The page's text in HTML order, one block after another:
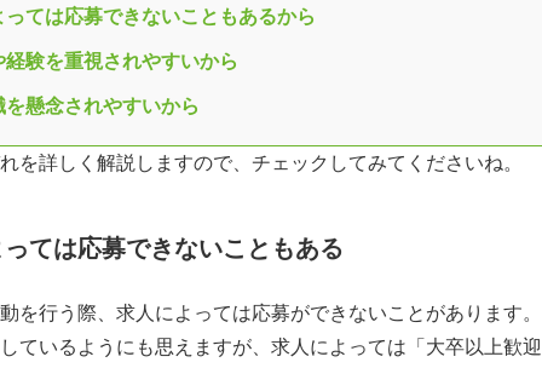
ては応募できないこともあるから
験を重視されやすいから
懸念されやすいから
を詳しく解説しますので、チェックしてみてくださいね。
ては応募できないこともある
を行う際、求人によっては応募ができないことがあります
ているようにも思えますが、求人によっては「大卒以上歓